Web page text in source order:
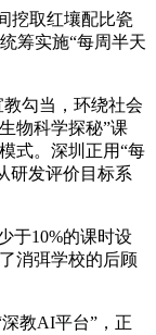
挖取红壤配比瓷
筹实施“每周半天
勾当，环绕社会
物科学探秘”课
式。深圳正用“每
研发评价目标系
于10%的课时设
消弭学校的后顾
教AI平台”，正